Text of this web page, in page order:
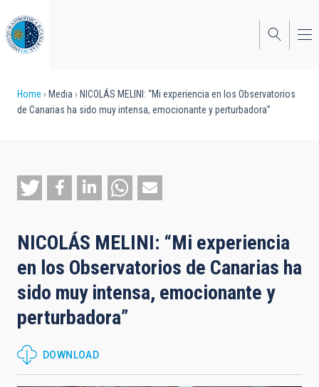
to
main
content
Breadcrumb
Home Media
NICOLÁS MELINI: “Mi experiencia en los Observatorios
de Canarias ha sido muy intensa, emocionante y perturbadora”
NICOLÁS MELINI: “Mi experiencia
en los Observatorios de Canarias ha
sido muy intensa, emocionante y
perturbadora”
DOWNLOAD